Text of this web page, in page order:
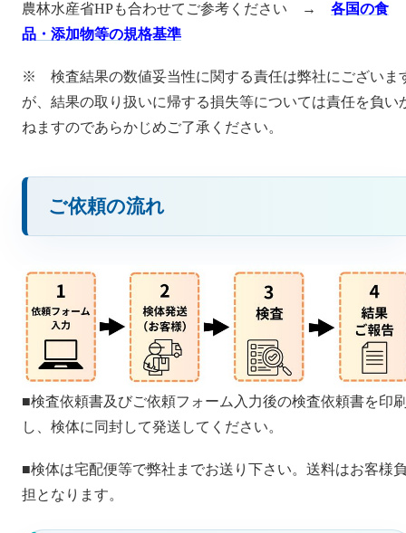
農林水産省HPも合わせてご参考ください → 各国の食
品・添加物等の規格基準
※ 検査結果の数値妥当性に関する責任は弊社にございま
が、結果の取り扱いに帰する損失等については責任を負い
ねますのであらかじめご了承ください。
ご依頼の流れ
■検査依頼書及びご依頼フォーム入力後の検査依頼書を印
し、検体に同封して発送してください。
■検体は宅配便等で弊社までお送り下さい。送料はお客様
担となります。